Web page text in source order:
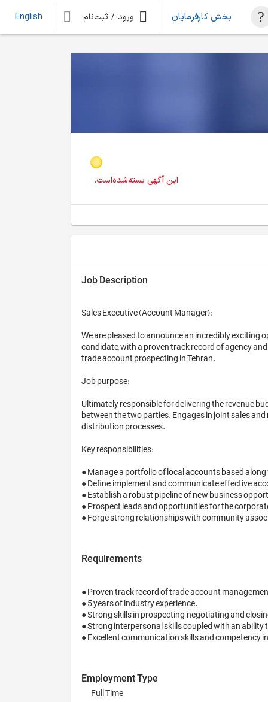
بخش کارفرمایان ورود / ثبت‌نام English
این آگهی بسته‌شده‌است.
Job Description
Sales Executive (Account Manager):
We are pleased to announce an incredibly
candidate, with a proven track record of agency
trade account prospecting in Tehran.
Job purpose:
Ultimately responsible for delivering the revenue
between the two parties. Engages in joint sales
distribution processes.
Key responsibilities:
● Manage a portfolio of local accounts based
● Define, implement and communicate effective
● Establish a robust pipeline of new business
● Prospect leads and opportunities for the
Requirements
● Proven track record of trade account
● 5 years of industry experience.
● Strong skills in prospecting, negotiating and
● Strong interpersonal skills coupled with an
● Excellent communication skills and competency
Employment Type
Full Time